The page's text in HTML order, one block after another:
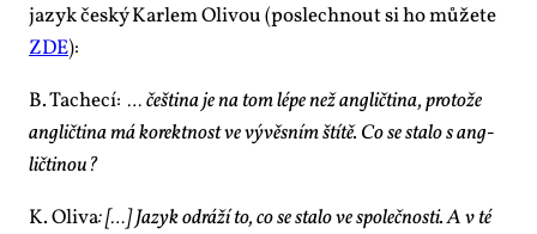
ja­zyk čes­ký Kar­lem Oli­vou (po­slech­nout si ho mů­že­te
ZDE):
B. Ta­che­cí: … češ­ti­na je na tom lé­pe než an­g­lič­ti­na, pro­to­že
an­g­lič­ti­na má ko­rekt­nost ve vý­věs­ním ští­tě. Co se sta­lo s an­g­
lič­ti­nou?
K. Oli­va:[…] Ja­zyk od­rá­ží to, co se sta­lo ve spo­leč­nos­ti. A v té